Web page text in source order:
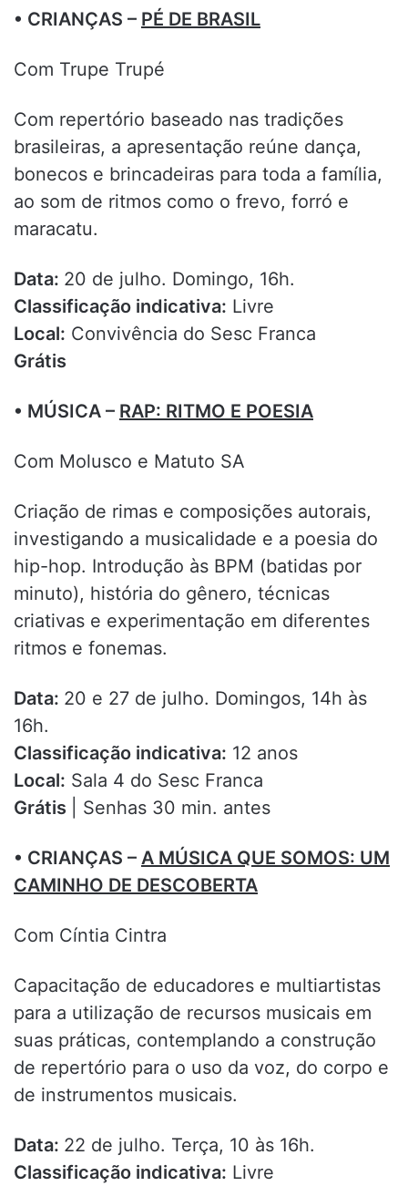
• CRIANÇAS – PÉ DE BRASIL
Com Trupe Trupé
Com repertório baseado nas tradições
brasileiras, a apresentação reúne dança,
bonecos e brincadeiras para toda a família,
ao som de ritmos como o frevo, forró e
maracatu.
Data: 20 de julho. Domingo, 16h.
Classificação indicativa: Livre
Local: Convivência do Sesc Franca
Grátis
• MÚSICA – RAP: RITMO E POESIA
Com Molusco e Matuto SA
Criação de rimas e composições autorais,
investigando a musicalidade e a poesia do
hip-hop. Introdução às BPM (batidas por
minuto), história do gênero, técnicas
criativas e experimentação em diferentes
ritmos e fonemas.
Data: 20 e 27 de julho. Domingos, 14h às
16h.
Classificação indicativa: 12 anos
Local: Sala 4 do Sesc Franca
Grátis
| Senhas 30 min. antes
• CRIANÇAS – A MÚSICA QUE SOMOS: UM
CAMINHO DE DESCOBERTA
Com Cíntia Cintra
Capacitação de educadores e multiartistas
para a utilização de recursos musicais em
suas práticas, contemplando a construção
de repertório para o uso da voz, do corpo e
de instrumentos musicais.
Data: 22 de julho. Terça, 10 às 16h.
Classificação indicativa: Livre